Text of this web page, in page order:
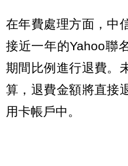
在年費處理方面，中
接近一年的Yahoo聯
期間比例進行退費。
算，退費金額將直接
用卡帳戶中。